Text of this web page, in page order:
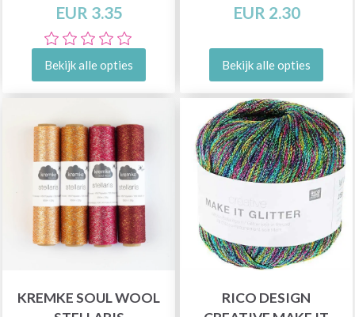
EUR 3.35
Bekijk alle opties
EUR 2.30
Bekijk alle opties
KREMKE SOUL WOOL
RICO DESIGN